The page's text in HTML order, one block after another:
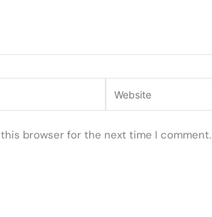
browser for the next time I comment.